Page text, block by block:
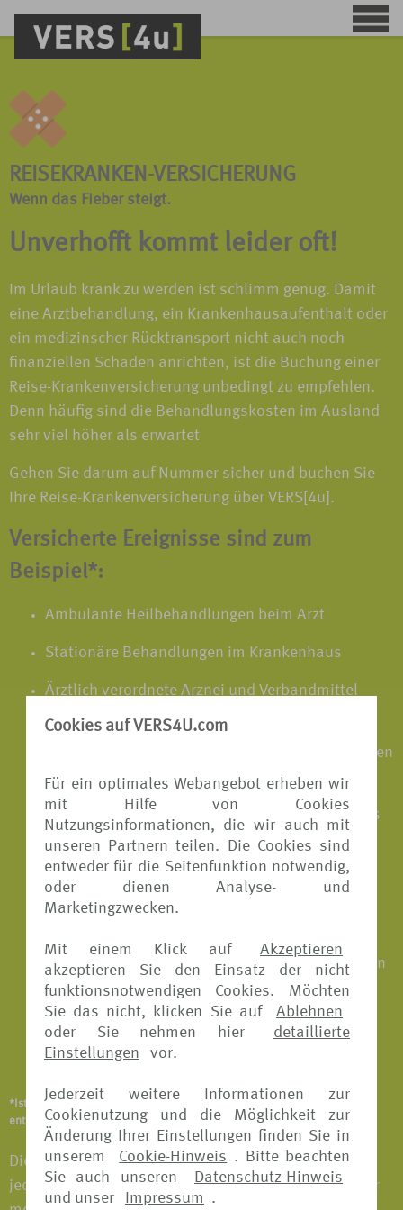
Cookies auf VERS4U.com
Für ein optimales Webangebot erheben wir
mit Hilfe von Cookies
Nutzungsinformationen, die wir auch mit
unseren Partnern teilen. Die Cookies sind
entweder für die Seitenfunktion notwendig,
oder dienen Analyse- und
Marketingzwecken.
Mit einem Klick auf
Akzeptieren
akzeptieren Sie den Einsatz der nicht
funktionsnotwendigen Cookies. Möchten
Sie das nicht, klicken Sie auf
Ablehnen
oder Sie nehmen hier
detaillierte
Einstellungen
vor.
Jederzeit weitere Informationen zur
Cookienutzung und die Möglichkeit zur
Änderung Ihrer Einstellungen finden Sie in
unserem
Cookie-Hinweis . Bitte beachten
Sie auch unseren
Datenschutz-Hinweis
und unser
Impressum .
REISEKRANKEN-VERSICHERUNG
Wenn das Fieber steigt.
Unverhofft kommt leider oft!
Im Urlaub krank zu werden ist schlimm genug. Damit
eine Arztbehandlung, ein Krankenhausaufenthalt oder
ein medizinscher Rücktransport nicht auch noch
finanziellen Schaden anrichten, ist die Buchung einer
Reise-Krankenversicherung unbedingt zu empfehlen.
Denn häufig sind die Behandlungskosten im Ausland
sehr viel höher als erwartet
Gehen Sie darum auf Nummer sicher und buchen Sie
Ihre Reise-Krankenversicherung über VERS[4u].
Versicherte Ereignisse sind zum
Beispiel*:
Ambulante Heilbehandlungen beim Arzt
Stationäre Behandlungen im Krankenhaus
Ärztlich verordnete Arznei und Verbandmittel
sowie unfallbedingte Hilfsmittel
Notwendige Heilbehandlungen des neugeborenen
Kindes bei Frühgeburten im Ausland
Transport zum nächsterreichbaren Krankenhaus
und zurück in die Unterkunft
Medizinisch sinnvoller vertretbarer
Krankenrücktransport
Schmerzstillende konservierende
Zahnbehandlungen einschließlich Zahnfüllungen
Ärztlich verordnete Massagen
Überführung ins Inland oder Bestattung im
Ausland im Todesfall
*Ist abhängig vom Versicherungsangebot und Versicherer. Details
entnehmen Sie bitte den jeweiligen Versicherungsbedingungen.
Die Buchung einer Reise-Krankenversicherung ist
jederzeit vor Beginn der Reise möglich. Die Kosten für